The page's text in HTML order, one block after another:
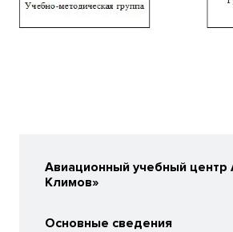
Авиационный учебный
Климов»
Основные сведения